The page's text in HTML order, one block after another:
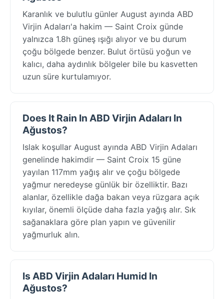
Karanlık ve bulutlu günler August ayında ABD
Virjin Adaları'a hakim — Saint Croix günde
yalnızca 1.8h güneş ışığı alıyor ve bu durum
çoğu bölgede benzer. Bulut örtüsü yoğun ve
kalıcı, daha aydınlık bölgeler bile bu kasvetten
uzun süre kurtulamıyor.
Does It Rain In ABD Virjin Adaları In
Ağustos?
Islak koşullar August ayında ABD Virjin Adaları
genelinde hakimdir — Saint Croix 15 güne
yayılan 117mm yağış alır ve çoğu bölgede
yağmur neredeyse günlük bir özelliktir. Bazı
alanlar, özellikle dağa bakan veya rüzgara açık
kıyılar, önemli ölçüde daha fazla yağış alır. Sık
sağanaklara göre plan yapın ve güvenilir
yağmurluk alın.
Is ABD Virjin Adaları Humid In
Ağustos?